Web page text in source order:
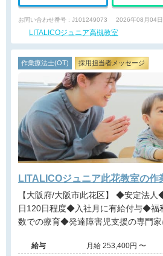
お問い合わせ番号 : J101249073 2026年08月04
LITALICOジュニア高槻教室
作業療法士(OT) 採用担当者メッセージ
LITALICOジュニア此花教室の作
【大阪府/大阪市此花区】 ◆安定法人◆小児経験不問◆年間休
日120日程度◆入社月に有給付与◆福
数での療育◆発達障害児支援の専門
給与
月給 253,400円 〜